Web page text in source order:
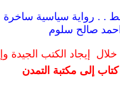
. . رواية سياسية ساخرة
احمد صالح سلوم
إيجاد الكتب الجيدة
إلى مكتبة التمدن